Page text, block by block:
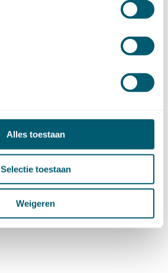
Alles toestaan
Selectie toestaan
Weigeren